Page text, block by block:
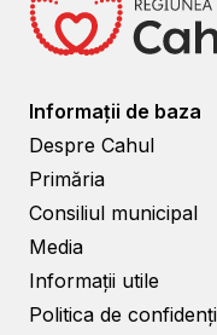
Informații de baza
Despre Cahul
Primăria
Consiliul municipal
Media
Informații utile
Politica de